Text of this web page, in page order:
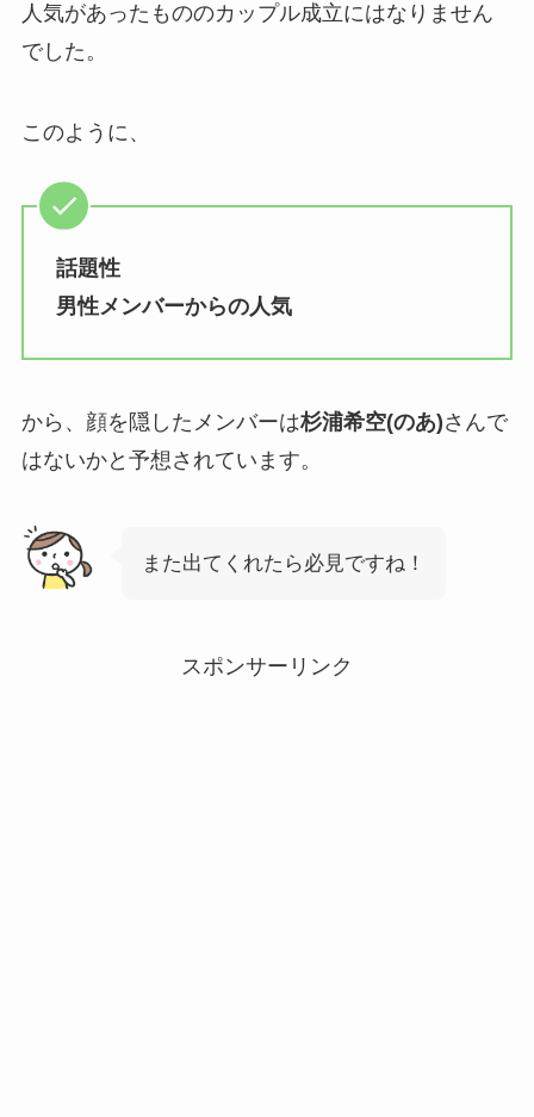
人気があったもののカップル成立にはなりません
でした。
このように、
話題性
男性メンバーからの人気
から、顔を隠したメンバーは杉浦希空(のあ)さんで
はないかと予想されています。
また出てくれたら必見ですね！
スポンサーリンク